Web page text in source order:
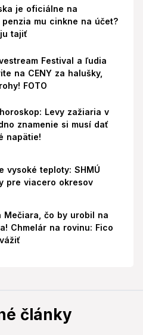
je oficiálne na
mu cinkne na účet?
tajiť
Festival a ľudia
na CENY za halušky,
FOTO
Levy zažiaria v
znamenie si musí dať
napätie!
vysoké teploty: SHMÚ
pre viacero okresov
Mečiara, čo by urobil na
Chmelár na rovinu: Fico
články